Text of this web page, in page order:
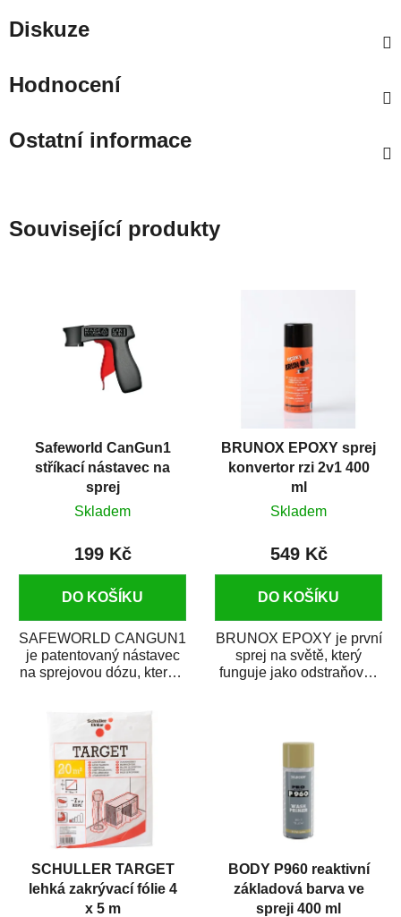
Diskuze
Hodnocení
Ostatní informace
Související produkty
Safeworld CanGun1
stříkací nástavec na
sprej
Skladem
199 Kč
DO KOŠÍKU
SAFEWORLD CANGUN1
je patentovaný nástavec
na sprejovou dózu, který ji
BRUNOX EPOXY sprej
konvertor rzi 2v1 400
ml
Skladem
549 Kč
DO KOŠÍKU
BRUNOX EPOXY je první
sprej na světě, který
funguje jako odstraňovač
SCHULLER TARGET
lehká zakrývací fólie 4
x 5 m
BODY P960 reaktivní
základová barva ve
spreji 400 ml